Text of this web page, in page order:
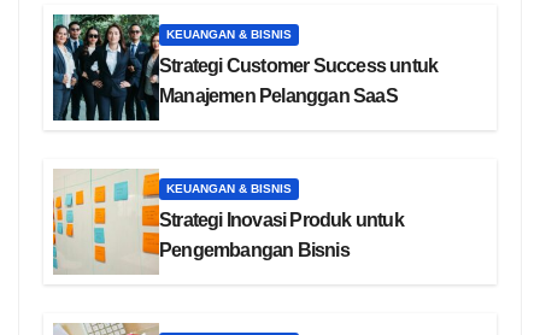
KEUANGAN & BISNIS
Strategi Customer Success untuk
Manajemen Pelanggan SaaS
KEUANGAN & BISNIS
Strategi Inovasi Produk untuk
Pengembangan Bisnis